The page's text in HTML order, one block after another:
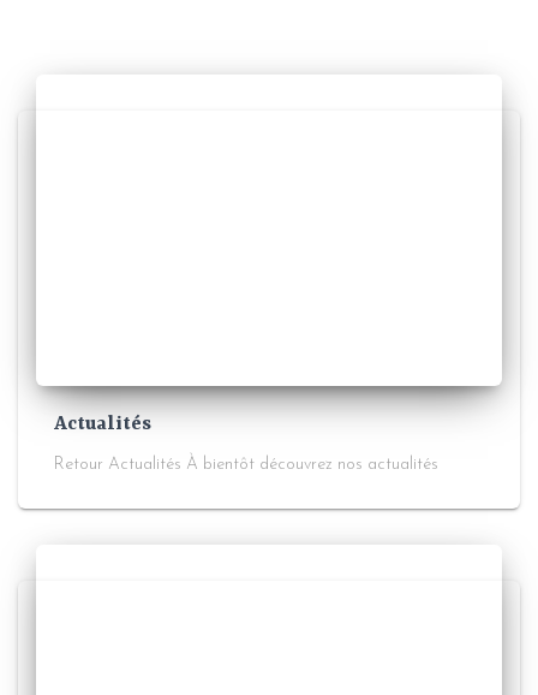
Actualités
Retour Actualités À bientôt découvrez nos actualités